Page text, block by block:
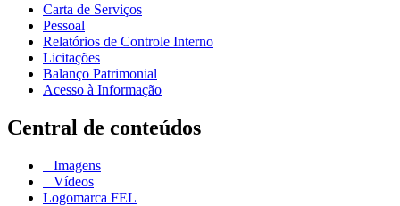
Carta de Serviços
Pessoal
Relatórios de Controle Interno
Licitações
Balanço Patrimonial
Acesso à Informação
Central de conteúdos
Imagens
Vídeos
Logomarca FEL